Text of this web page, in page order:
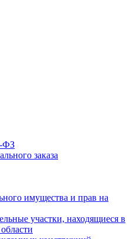
ФЗ
заказа
имущества и прав на
участки, находящиеся в